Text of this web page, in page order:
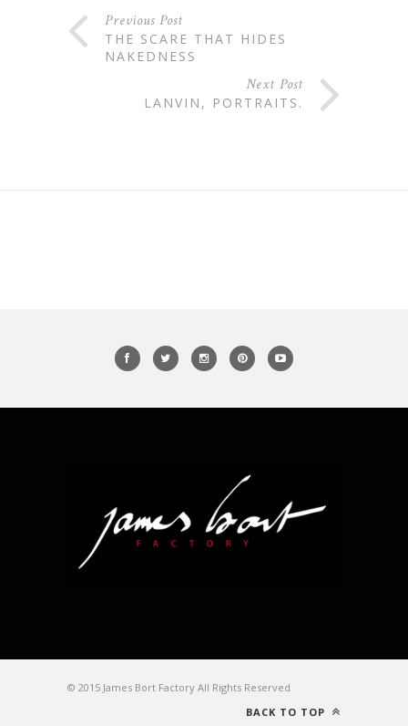
Previous Post
THE SCARE THAT HIDES
NAKEDNESS
Next Post
LANVIN, PORTRAITS.
© 2015 James Bort Factory All Rights Reserved
BACK TO TOP